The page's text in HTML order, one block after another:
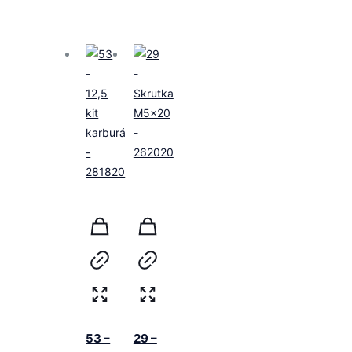
53 –
29 –